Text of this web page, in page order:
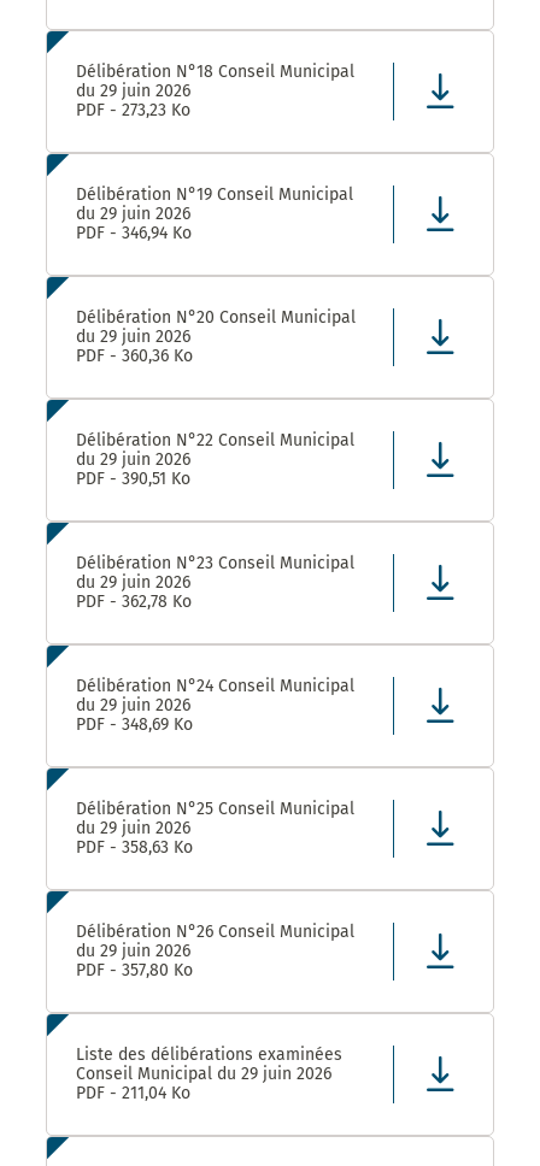
Délibération N°18 Conseil Municipal
du 29 juin 2026
PDF - 273,23 Ko
Délibération N°19 Conseil Municipal
du 29 juin 2026
PDF - 346,94 Ko
Délibération N°20 Conseil Municipal
du 29 juin 2026
PDF - 360,36 Ko
Délibération N°22 Conseil Municipal
du 29 juin 2026
PDF - 390,51 Ko
Délibération N°23 Conseil Municipal
du 29 juin 2026
PDF - 362,78 Ko
Délibération N°24 Conseil Municipal
du 29 juin 2026
PDF - 348,69 Ko
Délibération N°25 Conseil Municipal
du 29 juin 2026
PDF - 358,63 Ko
Délibération N°26 Conseil Municipal
du 29 juin 2026
PDF - 357,80 Ko
Liste des délibérations examinées
Conseil Municipal du 29 juin 2026
PDF - 211,04 Ko